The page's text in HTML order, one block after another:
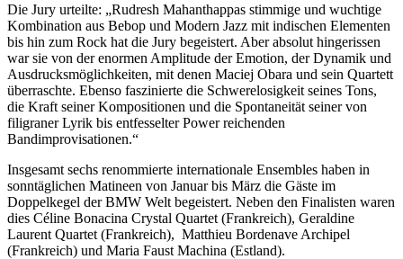
Die Jury urteilte: „Rudresh Mahanthappas stimmige und wuchtige
Kombination aus Bebop und Modern Jazz mit indischen Elementen
bis hin zum Rock hat die Jury begeistert. Aber absolut hingerissen
war sie von der enormen Amplitude der Emotion, der Dynamik und
Ausdrucksmöglichkeiten, mit denen Maciej Obara und sein Quartett
überraschte. Ebenso faszinierte die Schwerelosigkeit seines Tons,
die Kraft seiner Kompositionen und die Spontaneität seiner von
filigraner Lyrik bis entfesselter Power reichenden
Bandimprovisationen.“
Insgesamt sechs renommierte internationale Ensembles haben in
sonntäglichen Matineen von Januar bis März die Gäste im
Doppelkegel der BMW Welt begeistert. Neben den Finalisten waren
dies Céline Bonacina Crystal Quartet (Frankreich), Geraldine
Laurent Quartet (Frankreich), Matthieu Bordenave Archipel
(Frankreich) und Maria Faust Machina (Estland).